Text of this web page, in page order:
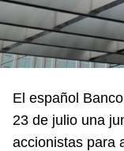
El español
23 de julio una
accionistas para